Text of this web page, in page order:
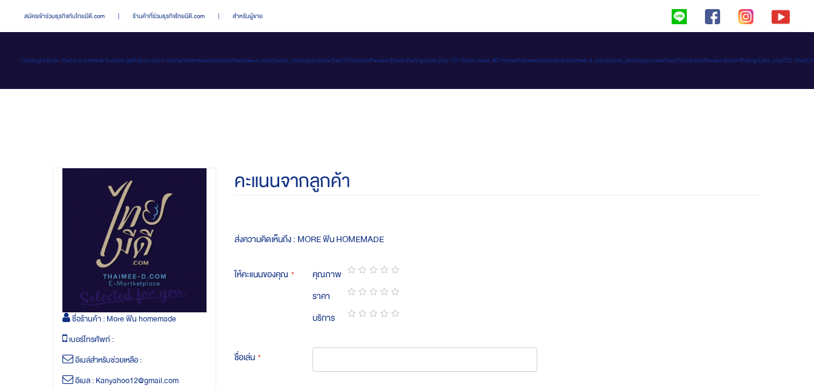
สมัครเข้าร่วมธุรกิจกับไทยมีดี.com | ร้านค้าที่ร่วมธุรกิจไทยมีดี.com | สำหรับผู้ขาย
: Uncaught Error: Call to a member function getId() on null in /home/thaimeed/domains/thaimee-d.com/public_html/app/code/Ced/CsVendorReview/Block/Rating/Lists.php:121 Stack trace: #0 /home/thaimeed/domains/thaimee-d.com/public_html/app/code/Ced/CsVendorReview/Block/Rating/Lists.php(72):
ชื่อร้านค้า :More ฟิน homemade
เบอร์โทรศัพท์ :
อีเมล์สำหรับช่วยเหลือ :
อีเมล :Kanyahoo12@gmail.com
คะแนนจากลูกค้า
ส่งความคิดเห็นถึง : MORE ฟิน HOMEMADE
ให้คะแนนของคุณ คุณภาพ
1
star
2
stars
3
stars
4
stars
5
stars
ราคา
1
star
2
stars
3
stars
4
stars
5
stars
บริการ
ชื่อเล่น